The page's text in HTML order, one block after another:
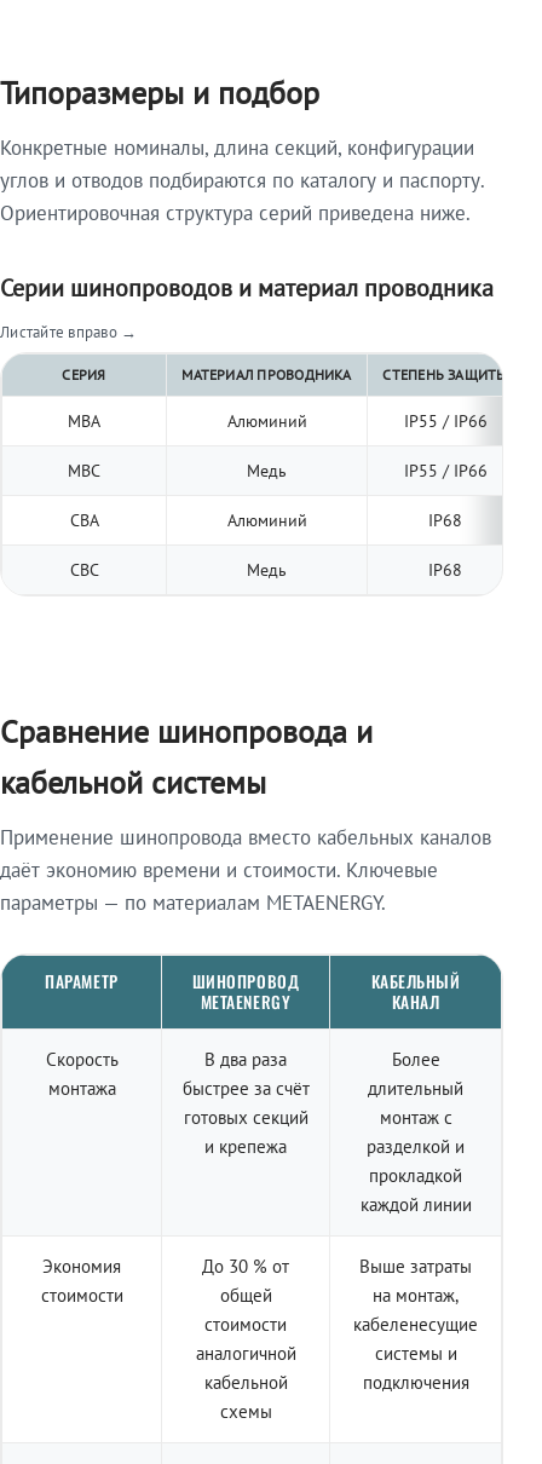
Типоразмеры и подбор
Конкретные номиналы, длина секций, конфигурации
углов и отводов подбираются по каталогу и паспорту.
Ориентировочная структура серий приведена ниже.
Серии шинопроводов и материал проводника
Листайте вправо →
СЕРИЯ МАТЕРИАЛ ПРОВОДНИКА СТЕПЕНЬ ЗАЩИТЫ
МВА Алюминий IP55 / IP66
МВС Медь IP55 / IP66
СВА Алюминий IP68
СВС Медь IP68
Сравнение шинопровода и
кабельной системы
Применение шинопровода вместо кабельных каналов
даёт экономию времени и стоимости. Ключевые
параметры — по материалам METAENERGY.
ПАРАМЕТР
ШИНОПРОВОД
METAENERGY
КАБЕЛЬНЫЙ
КАНАЛ
Скорость
монтажа
В два раза
быстрее за счёт
готовых секций
и крепежа
Более
длительный
монтаж с
разделкой и
прокладкой
каждой линии
Экономия
стоимости
До 30 % от
общей
стоимости
аналогичной
кабельной
схемы
Выше затраты
на монтаж,
кабеленесущие
системы и
подключения